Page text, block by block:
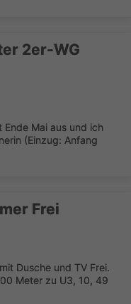
2er-WG
Mai aus und ich
(Einzug: Anfang
Frei
Dusche und TV Frei.
Meter zu U3, 10, 49